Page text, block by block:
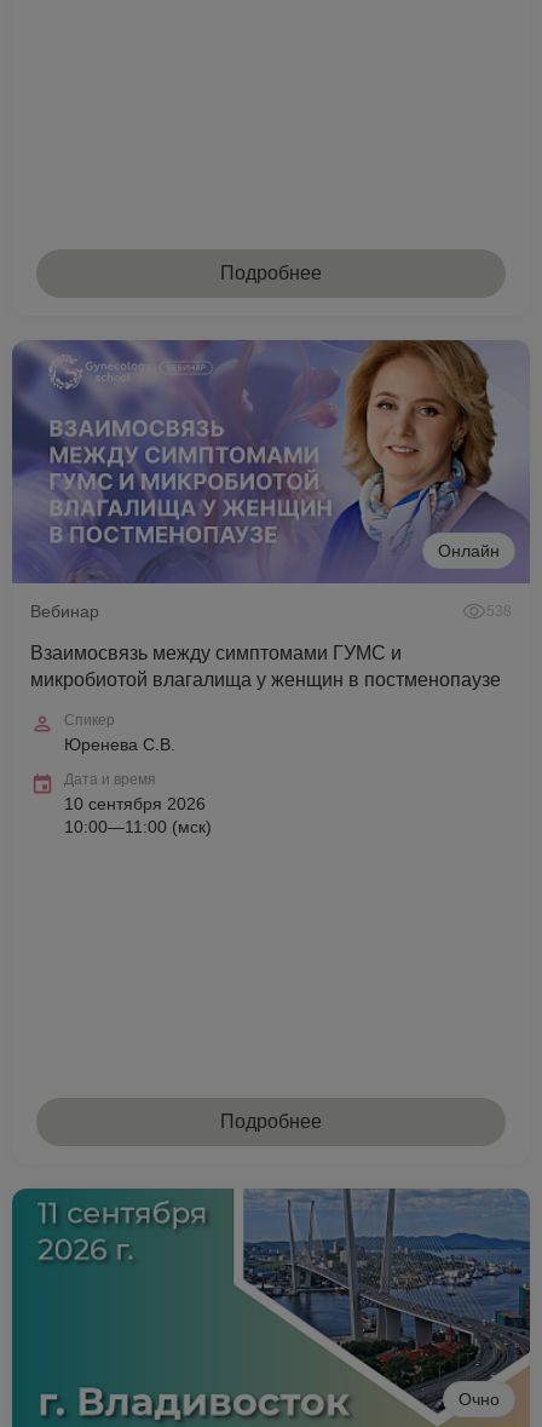
Подробнее
Онлайн
Вебинар 538
Взаимосвязь между симптомами ГУМС и
микробиотой влагалища у женщин в постменопаузе
Спикер
Юренева С.В.
Дата и время
10 сентября 2026
10:00—11:00 (мск)
Подробнее
Очно